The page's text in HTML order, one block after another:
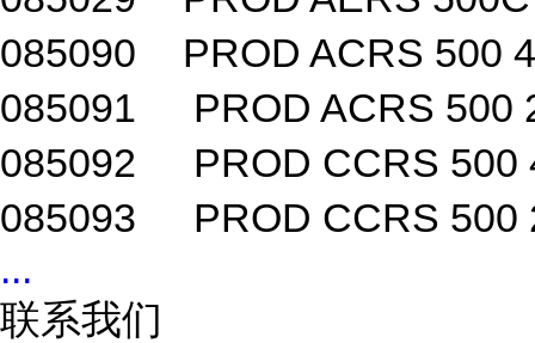
085090
PROD ACRS 500
085091
PROD ACRS 500
085092
PROD CCRS 500
085093
PROD CCRS 500
...
联系我们